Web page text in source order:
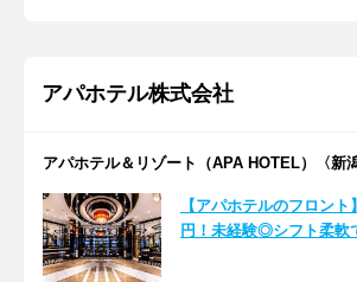
アパホテル株式会社
アパホテル＆リゾート（APA HOTEL）〈新
【アパホテルのフロン
円！未経験◎シフト柔